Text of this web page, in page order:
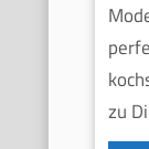
zu